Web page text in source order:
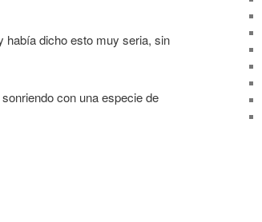
había dicho esto muy seria, sin
con una especie de